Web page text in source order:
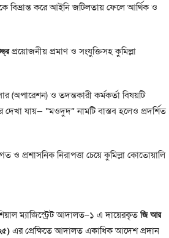
বিভ্রান্ত করে আইনি জটিলতায় ফেলে আর্থিক ও
প্রয়োজনীয় প্রমাণ ও সংযুক্তিসহ কুমিল্লা
(অপারেশন) ও তদন্তকারী কর্মকর্তা বিষয়টি
যায়— “মওদুদ” নামটি বাস্তব হলেও প্রদর্শিত
ও প্রশাসনিক নিরাপত্তা চেয়ে কুমিল্লা কোতোয়ালি
ম্যাজিস্ট্রেট আদালত–১ এ দায়েরকৃতজি আর
এর প্রেক্ষিতে আদালত একাধিক আদেশ প্রদান